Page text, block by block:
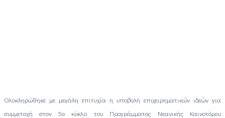
Ολοκληρώθηκε με μεγάλη επιτυχία η υποβολή επιχειρηματικών ιδεών για
συμμετοχή στον 5ο κύκλο του Προγράμματος Νεανικής Καινοτόμου